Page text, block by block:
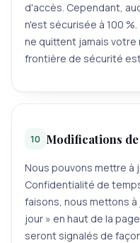
d'accès. Cependant,
n'est sécurisée à 100
ne quittent jamais votre
frontière de sécurité
10 Modifications
Nous pouvons mettre à
Confidentialité de
faisons, nous mettons à
jour » en haut de la
seront signalés de